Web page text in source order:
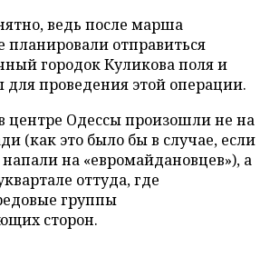
ведь после марша
отправиться
городок Куликова поля и
проведения этой операции.
центре Одессы произошли не на
(как это было бы в случае, если
на «евромайдановцев»), а
оттуда, где
группы
сторон.